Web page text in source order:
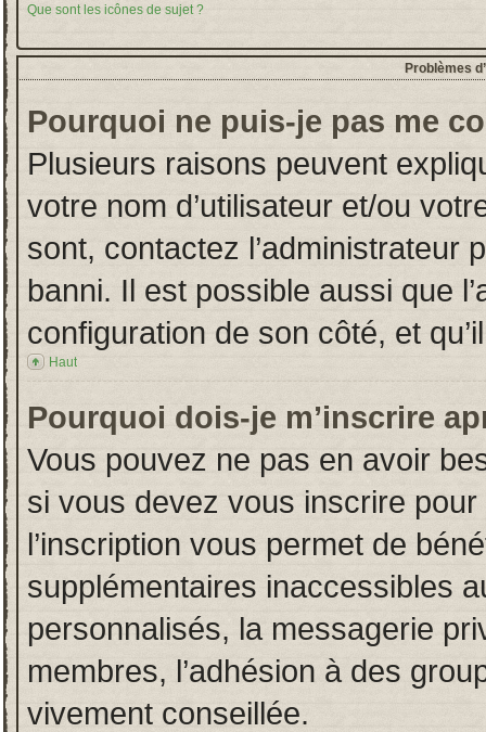
Que sont les icônes de sujet ?
Problèmes
Pourquoi ne puis-je pas me
Plusieurs raisons peuvent
votre nom d’utilisateur et/ou
sont, contactez l’administrateur
banni. Il est possible aussi que
configuration de son côté, et
Haut
Pourquoi dois-je m’inscrire
Vous pouvez ne pas en avoir
si vous devez vous inscrire
l’inscription vous permet de
supplémentaires inaccessibles
personnalisés, la messagerie
membres, l’adhésion à des
vivement conseillée.